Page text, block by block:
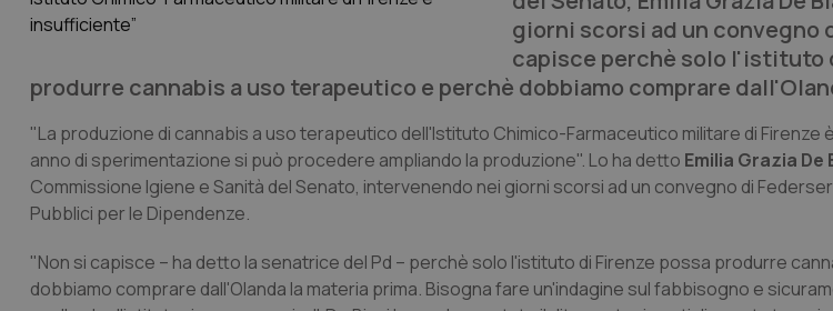
giorni scorsi ad un convegno
capisce perchè solo l'istituto
produrre cannabis a uso terapeutico e perchè dobbiamo comprare
"La produzione di cannabis a uso terapeutico dell'Istituto Chimico-Farmaceutico militare di Firenze
anno di sperimentazione si può procedere ampliando la produzione". Lo ha detto Emilia Grazia De
Commissione Igiene e Sanità del Senato, intervenendo nei giorni scorsi ad un convegno di
Pubblici per le Dipendenze.
"Non si capisce – ha detto la senatrice del Pd – perchè solo l'istituto di Firenze possa produrre
dobbiamo comprare dall'Olanda la materia prima. Bisogna fare un'indagine sul fabbisogno e